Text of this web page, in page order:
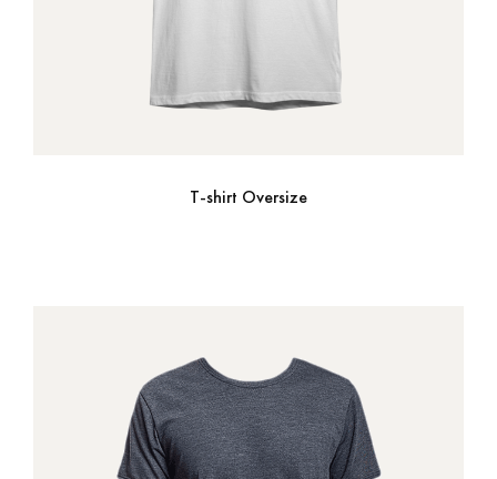
T-shirt Oversize